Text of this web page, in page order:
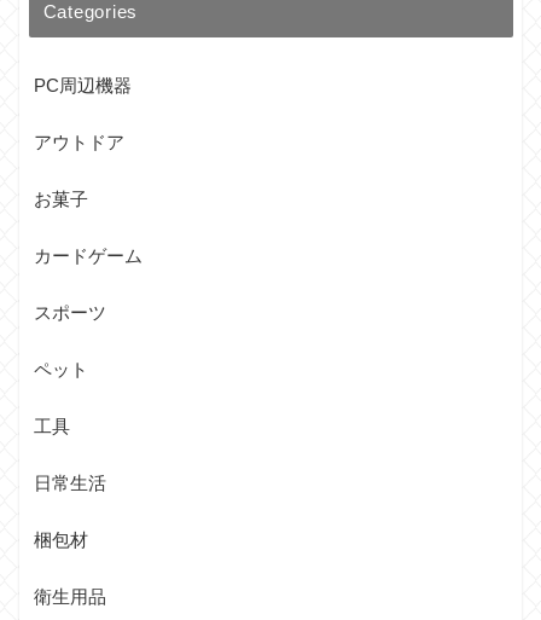
Categories
PC周辺機器
アウトドア
お菓子
カードゲーム
スポーツ
ペット
工具
日常生活
梱包材
衛生用品